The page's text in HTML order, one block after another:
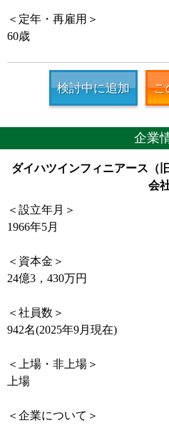
＜定年・再雇用＞
60歳
検討中に追加 こ
企業
ダイハツインフィニアース（
会
＜設立年月＞
1966年5月
＜資本金＞
24億3，430万円
＜社員数＞
942名(2025年9月現在)
＜上場・非上場＞
上場
＜企業について＞